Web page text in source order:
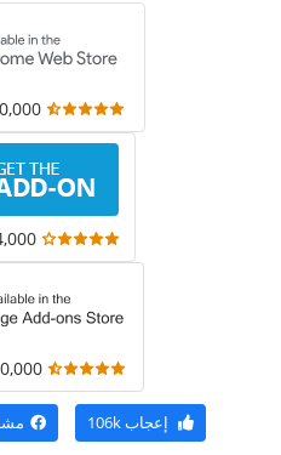
300,000+
14,000+
30,000+
إعجاب106k